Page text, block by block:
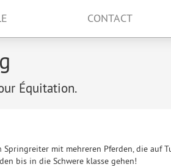
CONTACT
Équitation.
mit mehreren Pferden, die auf
bis in die Schwere klasse gehen!